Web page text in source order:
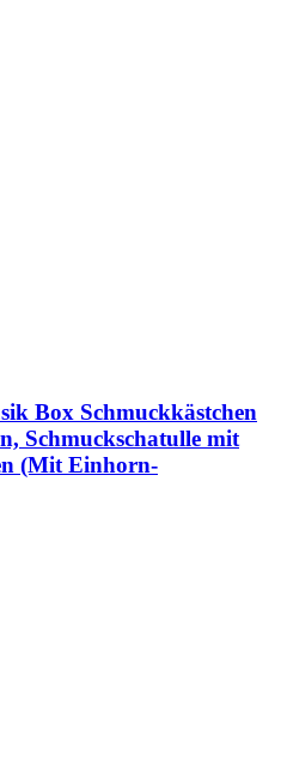
Box Schmuckkästchen
Schmuckschatulle mit
(Mit Einhorn-